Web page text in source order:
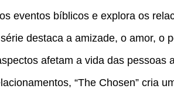
eventos bíblicos e explora os
destaca a amizade, o amor, o
afetam a vida das pessoas
“The Chosen” cria